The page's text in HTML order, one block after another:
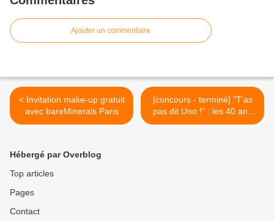
Ajouter un commentaire
< Invitation make-up gratuit
avec bareMinerals Paris
[concours - terminé] "T'as
pas dit Uno !" : les 40 ans
d'un jeu ! >
Hébergé par Overblog
Top articles
Pages
Contact